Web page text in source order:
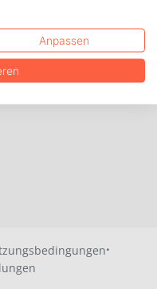
·
Anpassen